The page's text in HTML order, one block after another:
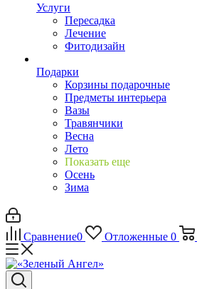
Услуги
Пересадка
Лечение
Фитодизайн
Подарки
Корзины подарочные
Предметы интерьера
Вазы
Травянчики
Весна
Лето
Показать еще
Осень
Зима
Сравнение0 Отложенные 0